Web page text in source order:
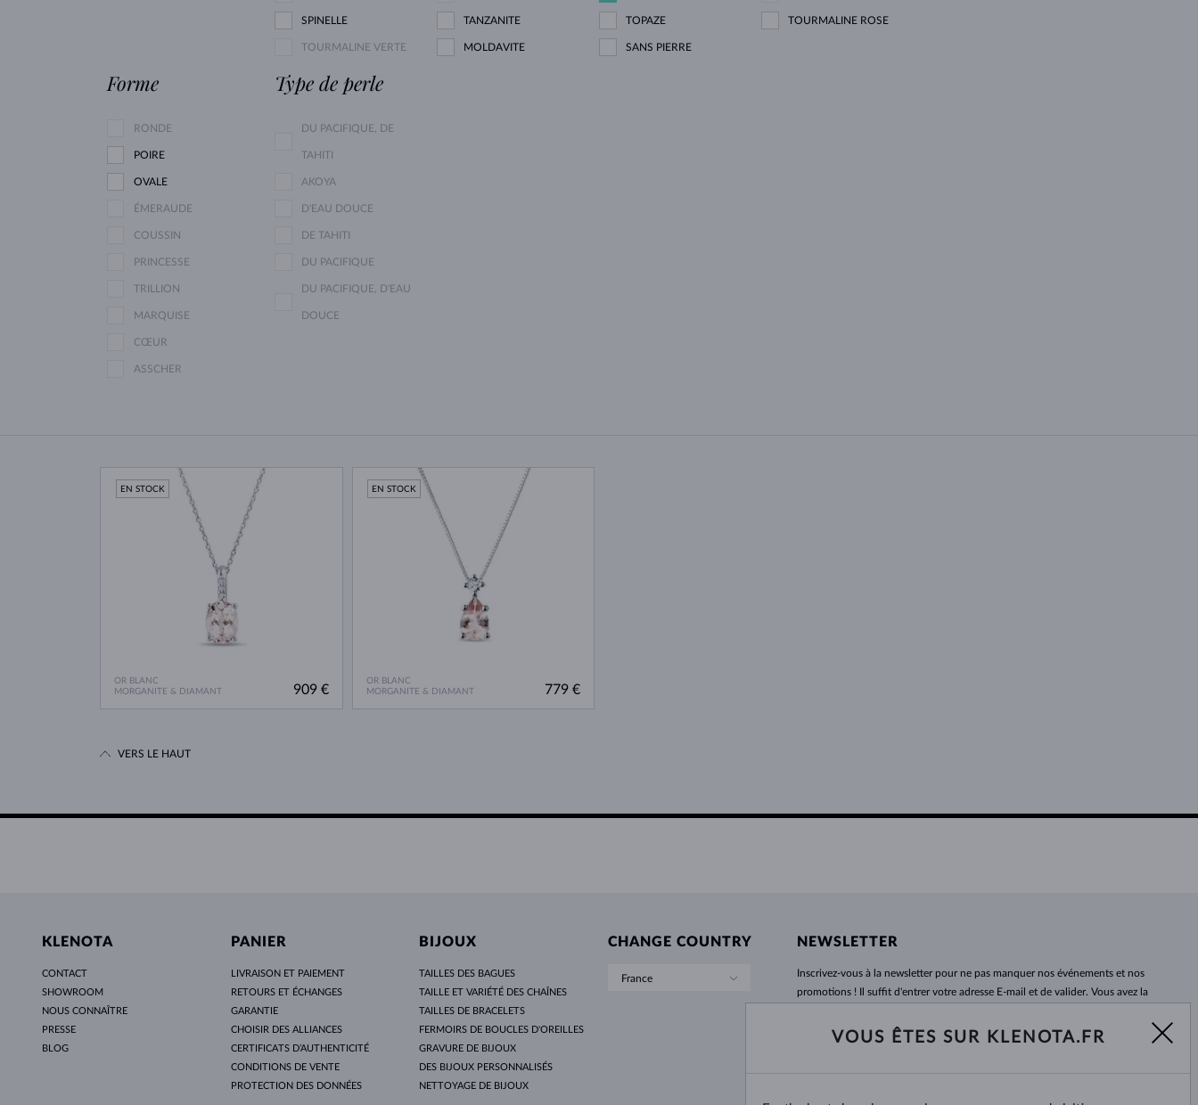
SPINELLE TANZANITE TOPAZE TOURMALINE ROSE
TOURMALINE VERTE MOLDAVITE SANS PIERRE
Forme
RONDE
POIRE
OVALE
ÉMERAUDE
COUSSIN
PRINCESSE
TRILLION
MARQUISE
CŒUR
ASSCHER
Type de perle
DU PACIFIQUE, DE
TAHITI
AKOYA
D'EAU DOUCE
DE TAHITI
DU PACIFIQUE
DU PACIFIQUE, D'EAU
DOUCE
OR BLANC
MORGANITE & DIAMANT
EN STOCK
909 €
OR BLANC
MORGANITE & DIAMANT
EN STOCK
779 €
VERS LE HAUT
KLENOTA
CONTACT
SHOWROOM
NOUS CONNAÎTRE
PRESSE
BLOG
PANIER
LIVRAISON ET PAIEMENT
RETOURS ET ÉCHANGES
GARANTIE
CHOISIR DES ALLIANCES
CERTIFICATS D’AUTHENTICITÉ
CONDITIONS DE VENTE
PROTECTION DES DONNÉES
BIJOUX
TAILLES DES BAGUES
TAILLE ET VARIÉTÉ DES CHAÎNES
TAILLES DE BRACELETS
FERMOIRS DE BOUCLES D'OREILLES
GRAVURE DE BIJOUX
DES BIJOUX PERSONNALISÉS
NETTOYAGE DE BIJOUX
CHANGE COUNTRY
France
NEWSLETTER
Inscrivez-vous àla newsletter pour ne pas manquer nos événements et nos
promotions ! Il suffit d'entrer votre adresse E-mail et de valider. Vous avez la
impatience.VOUS ÊTES SUR KLENOTA.FR